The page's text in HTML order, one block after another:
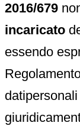
2016/679
incaricato
essendo